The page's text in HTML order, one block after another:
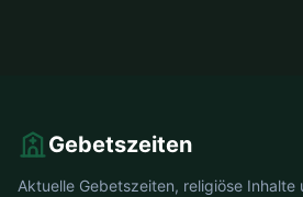
Gebetszeiten
Aktuelle Gebetszeiten, religiöse Inhalte